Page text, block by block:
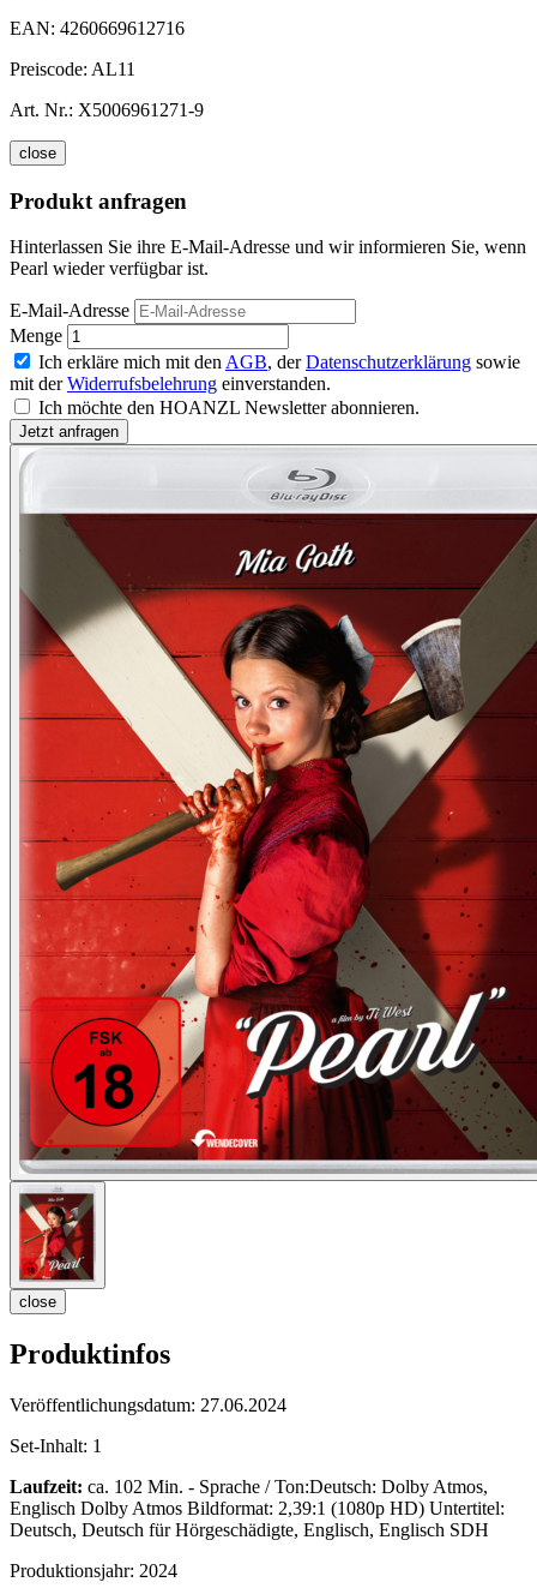
EAN: 4260669612716
Preiscode: AL11
Art. Nr.: X5006961271-9
close
Produkt anfragen
Hinterlassen Sie ihre E-Mail-Adresse und wir informieren Sie, wenn
Pearl wieder verfügbar ist.
E-Mail-Adresse
Menge
Ich erkläre mich mit den AGB, derDatenschutzerklärung sowie
mit derWiderrufsbelehrung einverstanden.
Ich möchte den HOANZL Newsletter abonnieren.
close
Produktinfos
Veröffentlichungsdatum: 27.06.2024
Set-Inhalt: 1
Laufzeit: ca. 102 Min. - Sprache / Ton:Deutsch: Dolby Atmos,
Englisch Dolby Atmos Bildformat: 2,39:1 (1080p HD) Untertitel:
Deutsch, Deutsch für Hörgeschädigte, Englisch, Englisch SDH
Produktionsjahr: 2024